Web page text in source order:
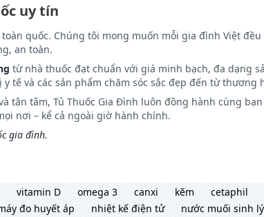
lượng thuốc bài tiết dưới dạng không biến đổi
một ly nước đầy.
uy tín
quốc. Chúng tôi mong muốn mỗi gia đình Việt
an toàn.
từ nhà thuốc đạt chuẩn với giá minh bạch, đa dạng
tế và các sản phẩm chăm sóc sắc đẹp đến từ
tận tâm, Tủ Thuốc Gia Đình luôn đồng hành cùng
nơi – kể cả ngoài giờ hành chính.
gia đình.
vitamin D omega 3 canxi kẽm cetaphil
đo huyết áp nhiệt kế điện tử nước muối sinh lý